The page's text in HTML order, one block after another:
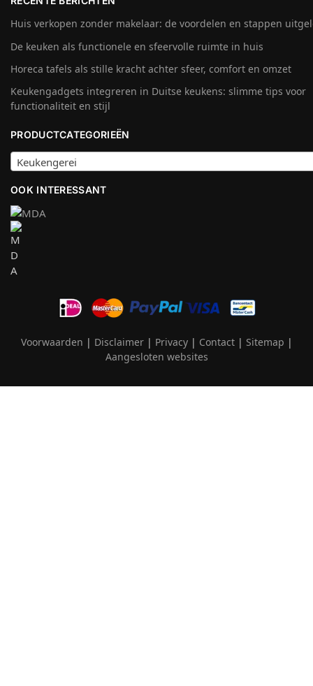
Huis verkopen zonder makelaar: de voordelen en stappen
De keuken als functionele en sfeervolle ruimte in huis
Horeca tafels als stille kracht achter sfeer, comfort en omzet
Keukengadgets integreren in Duitse keukens: slimme tips voor
functionaliteit en stijl
PRODUCTCATEGORIEËN
Keukengerei
OOK INTERESSANT
Voorwaarden | Disclaimer| Privacy| Contact| Sitemap |
Aangesloten websites